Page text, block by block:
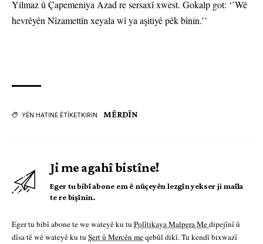
Yilmaz û Çapemeniya Azad re sersaxî xwest. Gokalp got: ‘’Wê
hevrêyên Nîzamettîn xeyala wî ya aşitiyê pêk bînin.’’
YÊN HATINE ÊTÎKETKIRIN MÊRDÎN
Ji me agahî bistîne!
Eger tu bibî abone em ê nûçeyên lezgîn yekser ji maîla
te re bişînin.
Eger tu bibî abone te we wateyê ku tu Polîtikaya Malpera Medipejînî û
dîsa tê wê wateyê ku tu Şert û Mercên meqebûl dikî. Tu kendî bixwazî